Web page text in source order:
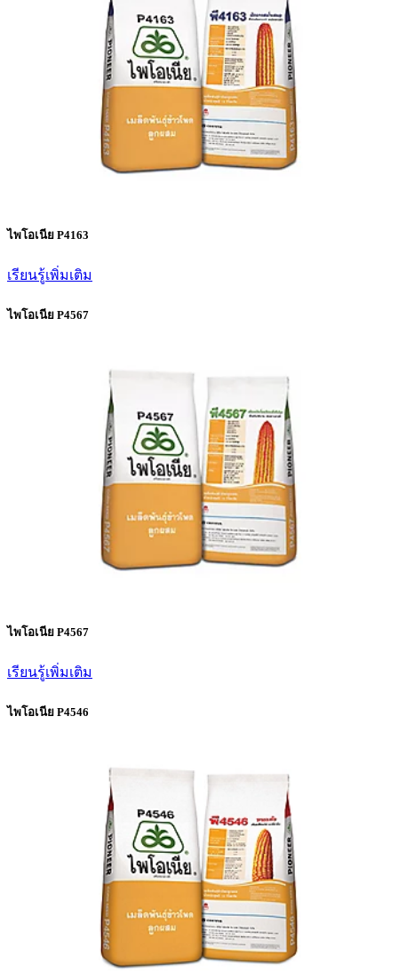
ไพโอเนีย P4163
เรียนรู้เพิ่มเติม
ไพโอเนีย P4567
ไพโอเนีย P4567
เรียนรู้เพิ่มเติม
ไพโอเนีย P4546